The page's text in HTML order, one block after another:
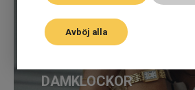
Avböj alla
DAMKLOCKOR